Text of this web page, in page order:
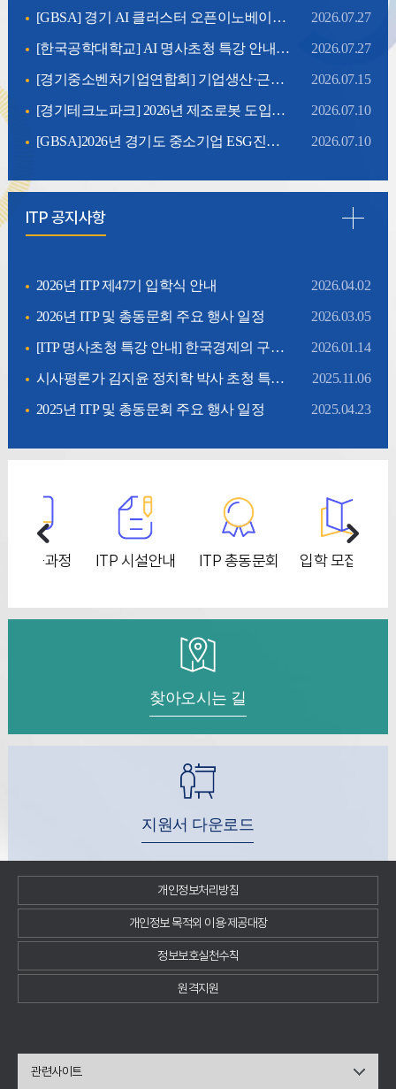
[GBSA] 경기 AI 클러스터 오픈이노베이션 연계·실증 프로그램 참가기업 모집 안내 2026.07.27
[한국공학대학교] AI 명사초청 특강 안내(8/25) 2026.07.27
[경기중소벤처기업연합회] 기업생산·근로환경 개선사업 참여기업 모집 안내 2026.07.15
[경기테크노파크] 2026년 제조로봇 도입지원(도입ㆍ실증 및 고도화지원(2차)) 참가기업 모집 안내 2026.07.10
[GBSA]2026년 경기도 중소기업 ESG진단평가 및 개선지원 사업 안내 2026.07.10
ITP 공지사항
2026년 ITP 제47기 입학식 안내 2026.04.02
2026년 ITP 및 총동문회 주요 행사 일정 2026.03.05
[ITP 명사초청 특강 안내] 한국경제의 구조변화와 향후 전망 특강 (1/27,화 14시) 2026.01.14
시사평론가 김지윤 정치학 박사 초청 특강 안내 2025.11.06
2025년 ITP 및 총동문회 주요 행사 일정 2025.04.23
ITP 시설안내 ITP 총동문회 입학 모집요강
찾아오시는 길
지원서 다운로드
개인정보처리방침
개인정보 목적외 이용·제공대장
정보보호실천수칙
원격지원
관련사이트